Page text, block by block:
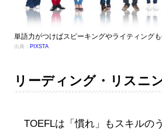
単語力がつけばスピーキングやライティング
出典： PIXSTA
リーディング・リスニ
TOEFLは「慣れ」もスキルの